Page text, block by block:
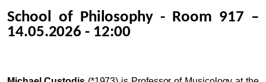
School of Philosophy - Room 917 –
14.05.2026 - 12:00